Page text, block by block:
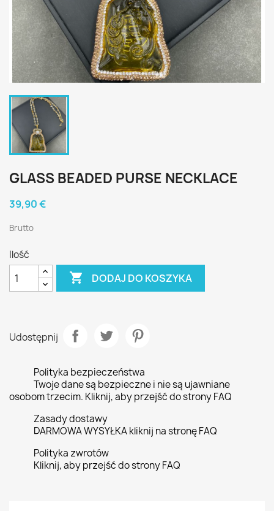
GLASS BEADED PURSE NECKLACE
39,90 €
Brutto
Ilość
 DODAJ DO KOSZYKA
Udostępnij
Polityka bezpieczeństwa
Twoje dane są bezpieczne i nie są ujawniane
osobom trzecim. Kliknij, aby przejść do strony FAQ
Zasady dostawy
DARMOWA WYSYŁKA kliknij na stronę FAQ
Polityka zwrotów
Kliknij, aby przejść do strony FAQ